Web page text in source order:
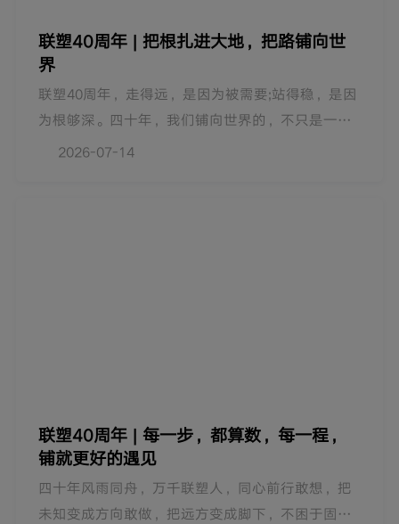
联塑40周年 | 把根扎进大地，把路铺向世
界
联塑40周年，走得远，是因为被需要;站得稳，是因
为根够深。四十年，我们铺向世界的，不只是一条
条管道，更是一份份信任。面向未来，我们将继续
2026-07-14
联塑40周年 | 每一步，都算数，每一程，
铺就更好的遇见
四十年风雨同舟，万千联塑人，同心前行敢想，把
未知变成方向敢做，把远方变成脚下，不困于固有